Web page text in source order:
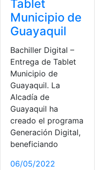
Tablet
Municipio de
Guayaquil
Bachiller Digital –
Entrega de Tablet
Municipio de
Guayaquil. La
Alcadía de
Guayaquil ha
creado el programa
Generación Digital,
beneficiando
06/05/2022